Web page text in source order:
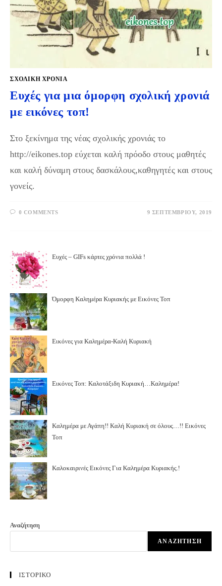
ΣΧΟΛΙΚΉ ΧΡΟΝΙΆ
Ευχές για μια όμορφη σχολική χρονιά
με εικόνες τοπ!
Στο ξεκίνημα της νέας σχολικής χρονιάς το
http://eikones.top εύχεται καλή πρόοδο στους μαθητές
και καλή δύναμη στους δασκάλους,καθηγητές και στους
γονείς.
0 COMMENTS 9 ΣΕΠΤΕΜΒΡΊΟΥ, 2019
Ευχές – GIFs κάρτες χρόνια πολλά !
Όμορφη Καλημέρα Κυριακής με Εικόνες Τοπ
Εικόνες για Καλημέρα-Καλή Κυριακή
Εικόνες Τοπ: Καλοτάξιδη Κυριακή…Καλημέρα!
Καλημέρα με Αγάπη!! Καλή Κυριακή σε όλους…!! Εικόνες
Τοπ
Καλοκαιρινές Εικόνες Για Καλημέρα Κυριακής.!
Αναζήτηση
ΑΝΑΖΉΤΗΣΗ
ΙΣΤΟΡΙΚΟ